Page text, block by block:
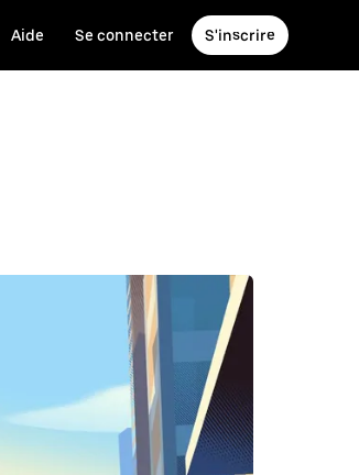
Aide Se connecter S'inscrire